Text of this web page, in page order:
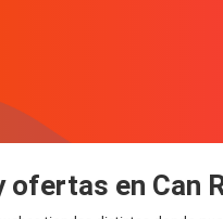
ofertas en Can